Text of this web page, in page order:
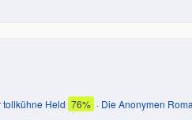
tollkühne Held 76% · Die Anonymen